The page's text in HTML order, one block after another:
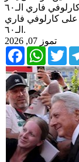
على كارلوفي فاري
الـ٦٠.
2026 ,07 تموز
Facebook